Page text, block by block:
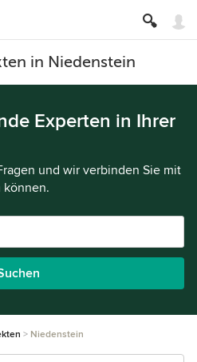
in Niedenstein
Experten in Ihrer
und wir verbinden Sie mit
können.
Niedenstein